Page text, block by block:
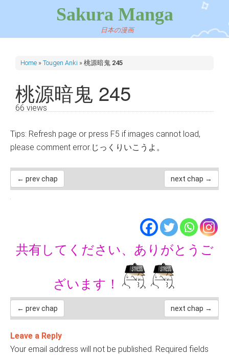
Sakura Manga
日本の漫画
Home » Tougen Anki » 桃源暗鬼 245
桃源暗鬼 245
66 views
Tips: Refresh page or press F5 if images cannot load,
please comment error.じっくりいこうよ。
← prev chap next chap →
共有してください、ありがとうご
ざいます！
← prev chap next chap →
Leave a Reply
Your email address will not be published. Required fields